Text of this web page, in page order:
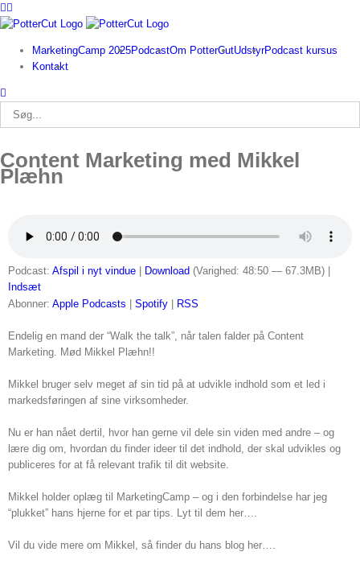
Skip
to
Facebook
MarketingCamp 2025PodcastOm PotterCutUdstyrPodcast kursus
Kontakt
Søg
efter:
Content Marketing med Mikkel
Plæhn
Podcast: Afspil i nyt vindue Download (Varighed: 48:50 — 67.3MB) |
Indsæt
Abonner: Apple Podcasts Spotify RSS
Endelig en mand der “Walk the talk”, når talen falder på Content
Marketing. Mød Mikkel Plæhn!!
Mikkel bruger selv meget af sin tid på at udvikle indhold som et led i
markedsføringen af sine virksomheder.
Nu er han nået dertil, hvor han gerne vil dele sin viden med andre – og
lære dig om, hvordan du finder ideer til det indhold, der skal udvikles og
publiceres for at få relevant trafik til dit website.
Mikkel holder oplæg til MarketingCamp – og i den forbindelse har jeg
“plukket” hans hjerne for et par tips. Lyt til dem her….
Vil du vide mere om Mikkel, så finder du hans blog her….